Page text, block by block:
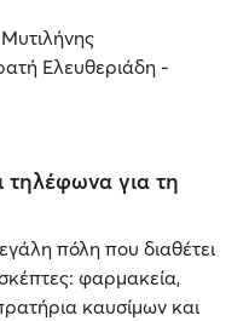
Ελευθεριάδη -
τηλέφωνα για τη
πόλη που διαθέτει
φαρμακεία,
καυσίμων και